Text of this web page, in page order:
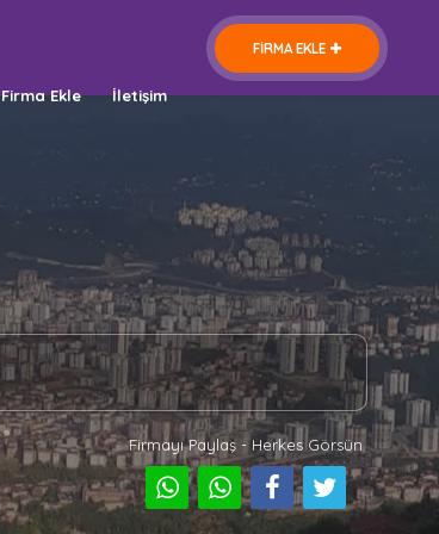
FİRMA EKLE
Firma Ekle İletişim
Firmayı Paylaş - Herkes Görsün